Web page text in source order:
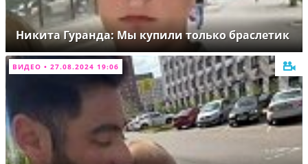
Никита Гуранда: Мы купили только браслетик
ВИДЕО • 27.08.2024 19:06